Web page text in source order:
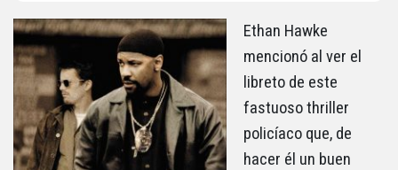
Ethan Hawke
mencionó al ver el
libreto de este
fastuoso thriller
policíaco que, de
hacer él un buen